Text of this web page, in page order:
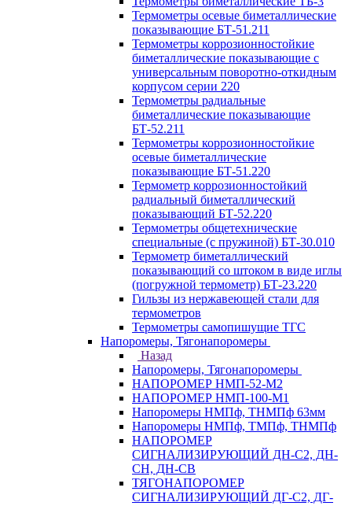
Термометры осевые биметаллические
показывающие БТ-51.211
Термометры коррозионностойкие
биметаллические показывающие с
универсальным поворотно-откидным
корпусом серии 220
Термометры радиальные
биметаллические показывающие
БТ-52.211
Термометры коррозионностойкие
осевые биметаллические
показывающие БТ-51.220
Термометр коррозионностойкий
радиальный биметаллический
показывающий БТ-52.220
Термометры общетехнические
специальные (с пружиной) БТ-30.010
Термометр биметаллический
показывающий со штоком в виде иглы
(погружной термометр) БТ-23.220
Гильзы из нержавеющей стали для
термометров
Термометры самопишущие ТГС
Напоромеры, Тягонапоромеры
Назад
Напоромеры, Тягонапоромеры
НАПОРОМЕР НМП-52-М2
НАПОРОМЕР НМП-100-М1
Напоромеры НМПф, ТНМПф 63мм
Напоромеры НМПф, ТМПф, ТНМПф
НАПОРОМЕР
СИГНАЛИЗИРУЮЩИЙ ДН-С2, ДН-
СН, ДН-СВ
ТЯГОНАПОРОМЕР
СИГНАЛИЗИРУЮЩИЙ ДГ-С2, ДГ-